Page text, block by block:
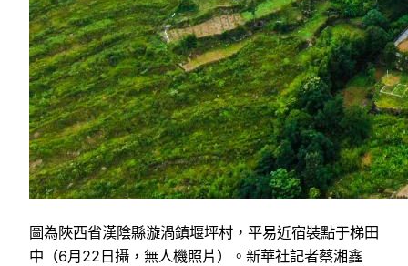
圖為陜西省漢陰縣漩渦鎮堰坪村，平易近宿裝點于梯田
中（6月22日攝，無人機照片）。新華社記者蔡湘鑫